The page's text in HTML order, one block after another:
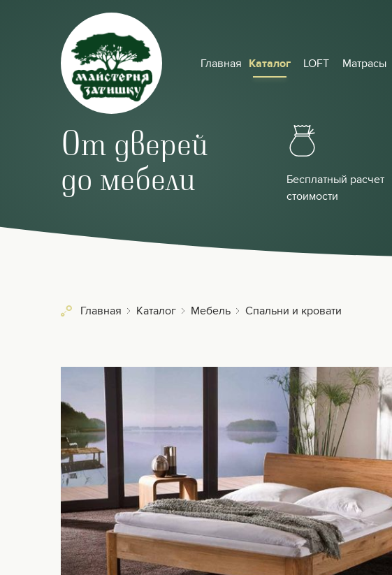
Главная Каталог LOFT Матрасы
От дверей
до мебели
Бесплатный расчет
стоимости
Главная Каталог Мебель Спальни и кровати